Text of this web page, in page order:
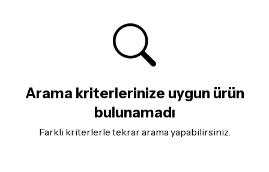
Arama kriterlerinize uygun ürün
bulunamadı
Farklı kriterlerle tekrar arama yapabilirsiniz.